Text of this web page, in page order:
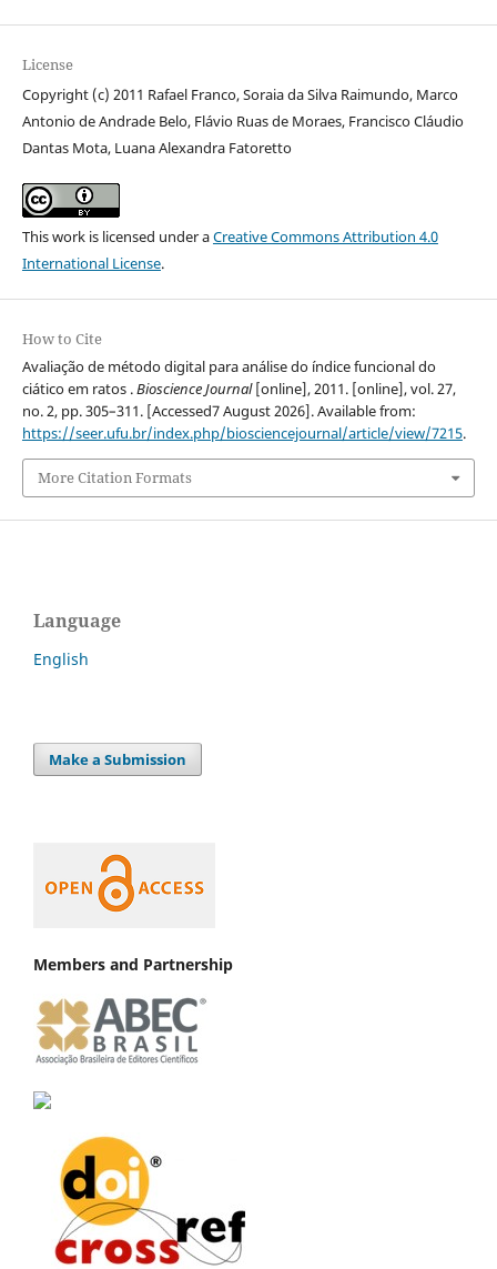
License
Copyright (c) 2011 Rafael Franco, Soraia da Silva Raimundo, Marco
Antonio de Andrade Belo, Flávio Ruas de Moraes, Francisco Cláudio
Dantas Mota, Luana Alexandra Fatoretto
This work is licensed under aCreative Commons Attribution 4.0
International License.
How to Cite
Avaliação de método digital para análise do índice funcional do
ciático em ratos .Bioscience Journal[online], 2011. [online], vol. 27,
no. 2, pp. 305–311. [Accessed7 August 2026]. Available from:
https://seer.ufu.br/index.php/biosciencejournal/article/view/7215.
More Citation Formats
Language
English
Make a Submission
Members and Partnership